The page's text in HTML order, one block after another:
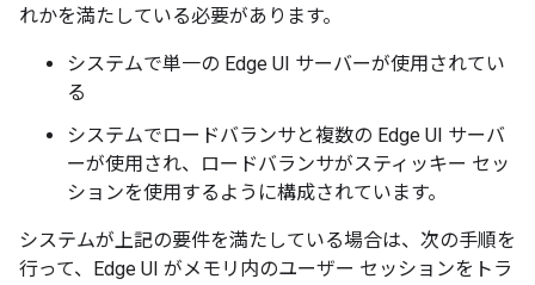
れかを満たしている必要があります。
システムで単一の Edge UI サーバーが使用されてい
る
システムでロードバランサと複数の Edge UI サーバ
ーが使用され、ロードバランサがスティッキー セッ
ションを使用するように構成されています。
システムが上記の要件を満たしている場合は、次の手順を
行って、Edge UI がメモリ内のユーザー セッションをトラ